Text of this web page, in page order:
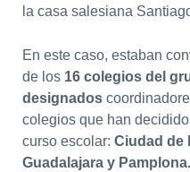
la casa salesiana
En este caso, estaban
de los16 colegios del
designados
colegios que han
curso escolar: Ciudad de
Guadalajara y Pamplona.